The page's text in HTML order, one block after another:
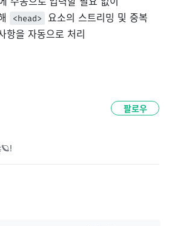
<head>
요소의 스트리밍 및 중복
항을 자동으로 처리
팔로우